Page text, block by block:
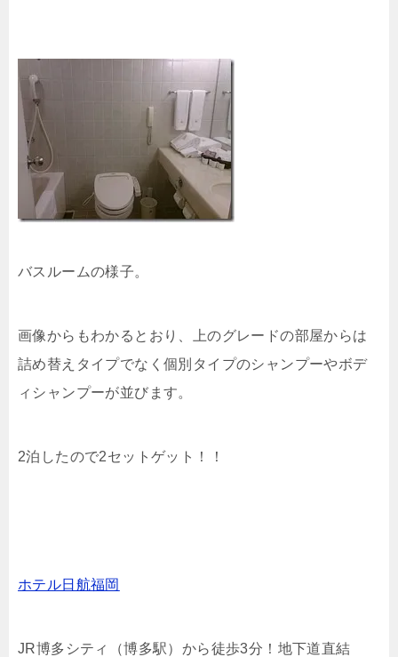
バスルームの様子。
画像からもわかるとおり、上のグレードの部屋からは
詰め替えタイプでなく個別タイプのシャンプーやボデ
ィシャンプーが並びます。
2泊したので2セットゲット！！
ホテル日航福岡
JR博多シティ（博多駅）から徒歩3分！地下道直結